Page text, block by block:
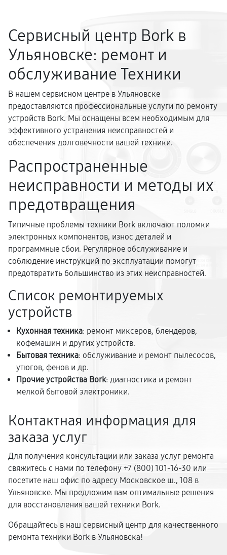
Сервисный центр Bork в
Ульяновске: ремонт и
обслуживание Техники
В нашем сервисном центре в Ульяновске
предоставляются профессиональные услуги по ремонту
устройств Bork. Мы оснащены всем необходимым для
эффективного устранения неисправностей и
обеспечения долговечности вашей техники.
Распространенные
неисправности и методы их
предотвращения
Типичные проблемы техники Bork включают поломки
электронных компонентов, износ деталей и
программные сбои. Регулярное обслуживание и
соблюдение инструкций по эксплуатации помогут
предотвратить большинство из этих неисправностей.
Список ремонтируемых
устройств
Кухонная техника: ремонт миксеров, блендеров,
кофемашин и других устройств.
Бытовая техника: обслуживание и ремонт пылесосов,
утюгов, фенов и др.
Прочие устройства Bork: диагностика и ремонт
мелкой бытовой электроники.
Контактная информация для
заказа услуг
Для получения консультации или заказа услуг ремонта
свяжитесь с нами по телефону +7 (800) 101-16-30 или
посетите наш офис по адресу Московское ш., 108 в
Ульяновске. Мы предложим вам оптимальные решения
для восстановления вашей техники Bork.
Обращайтесь в наш сервисный центр для качественного
ремонта техники Bork в Ульяновска!